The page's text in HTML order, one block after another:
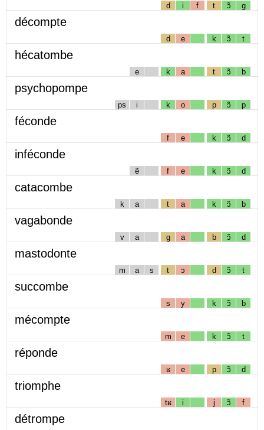
d i f t ɔ̃ g
décompte
d e k ɔ̃ t
hécatombe
e k a t ɔ̃ b
psychopompe
ps i k o p ɔ̃ p
féconde
f e k ɔ̃ d
inféconde
ẽ f e k ɔ̃ d
catacombe
k a t a k ɔ̃ b
vagabonde
v a g a b ɔ̃ d
mastodonte
m a s t ɔ d ɔ̃ t
succombe
s y k ɔ̃ b
mécompte
m e k ɔ̃ t
réponde
ʁ e p ɔ̃ d
triomphe
tʁ i j ɔ̃ f
détrompe